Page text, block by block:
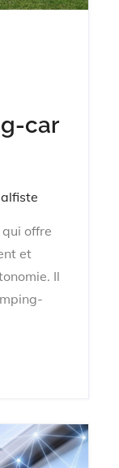
car
offre
et
Il